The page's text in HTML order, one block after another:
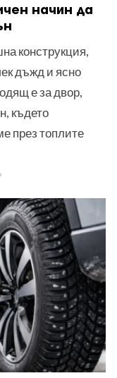
начин да
конструкция,
дъжд и ясно
е за двор,
където
през топлите